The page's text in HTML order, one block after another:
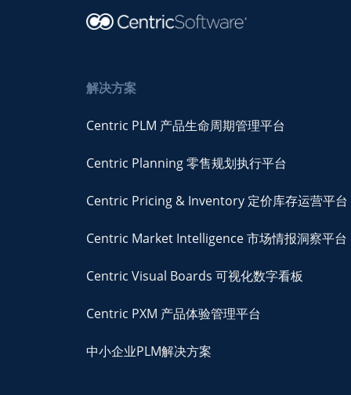
解决方案
Centric PLM 产品生命周期管理平台
Centric Planning 零售规划执行平台
Centric Pricing & Inventory 定价库存运营平台
Centric Market Intelligence 市场情报洞察平台
Centric Visual Boards 可视化数字看板
Centric PXM 产品体验管理平台
中小企业PLM解决方案